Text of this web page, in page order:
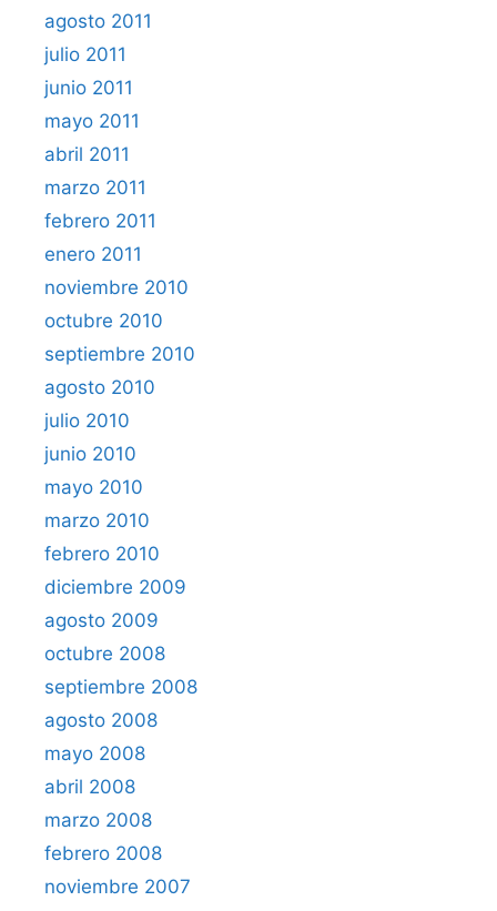
agosto 2011
julio 2011
junio 2011
mayo 2011
abril 2011
marzo 2011
febrero 2011
enero 2011
noviembre 2010
octubre 2010
septiembre 2010
agosto 2010
julio 2010
junio 2010
mayo 2010
marzo 2010
febrero 2010
diciembre 2009
agosto 2009
octubre 2008
septiembre 2008
agosto 2008
mayo 2008
abril 2008
marzo 2008
febrero 2008
noviembre 2007